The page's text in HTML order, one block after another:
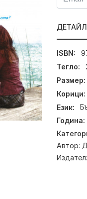
ISBN:
Тегло:
Размер:
Корици:
Език:
Година:
Автор:
Издател: